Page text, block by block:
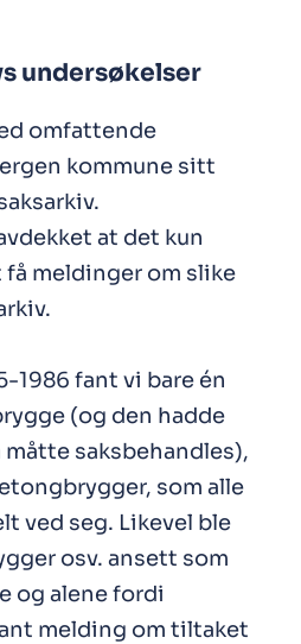
undersøkelser
omfattende
kommune sitt
at det kun
meldinger om slike
1986 fant vi bare én
(og den hadde
saksbehandles),
som alle
ved seg. Likevel ble
osv. ansett som
og alene fordi
melding om tiltaket